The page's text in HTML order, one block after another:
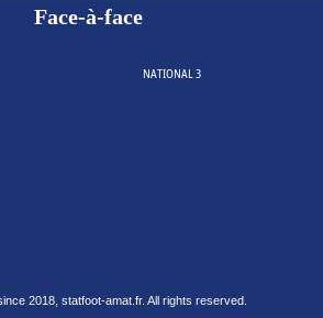
Face-à-face
NATIONAL 3
2018, statfoot-amat.fr. All rights reserved.